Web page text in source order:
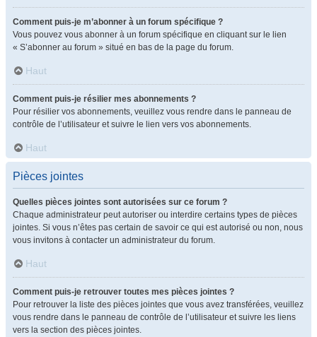
Comment puis-je m’abonner à un forum spécifique ?
Vous pouvez vous abonner à un forum spécifique en cliquant sur le lien
« S’abonner au forum » situé en bas de la page du forum.
Haut
Comment puis-je résilier mes abonnements ?
Pour résilier vos abonnements, veuillez vous rendre dans le panneau de
contrôle de l’utilisateur et suivre le lien vers vos abonnements.
Haut
Pièces jointes
Quelles pièces jointes sont autorisées sur ce forum ?
Chaque administrateur peut autoriser ou interdire certains types de pièces
jointes. Si vous n’êtes pas certain de savoir ce qui est autorisé ou non, nous
vous invitons à contacter un administrateur du forum.
Haut
Comment puis-je retrouver toutes mes pièces jointes ?
Pour retrouver la liste des pièces jointes que vous avez transférées, veuillez
vous rendre dans le panneau de contrôle de l’utilisateur et suivre les liens
vers la section des pièces jointes.